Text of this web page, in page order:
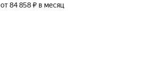
от 84 858 ₽ в месяц